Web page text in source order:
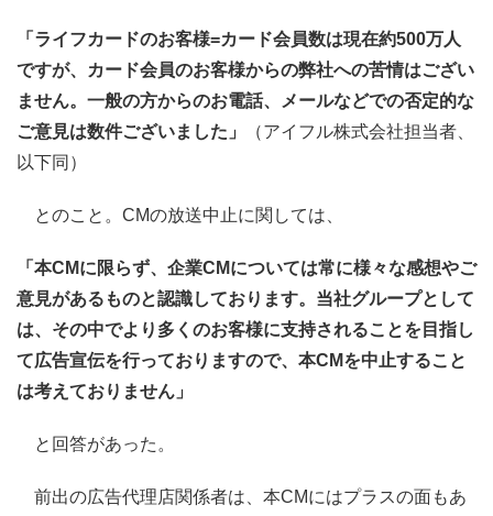
「ライフカードのお客様=カード会員数は現在約500万人
ですが、カード会員のお客様からの弊社への苦情はござい
ません。一般の方からのお電話、メールなどでの否定的な
ご意見は数件ございました」
（アイフル株式会社担当者、
以下同）
とのこと。CMの放送中止に関しては、
「本CMに限らず、企業CMについては常に様々な感想やご
意見があるものと認識しております。当社グループとして
は、その中でより多くのお客様に支持されることを目指し
て広告宣伝を行っておりますので、本CMを中止すること
は考えておりません」
と回答があった。
前出の広告代理店関係者は、本CMにはプラスの面もあ